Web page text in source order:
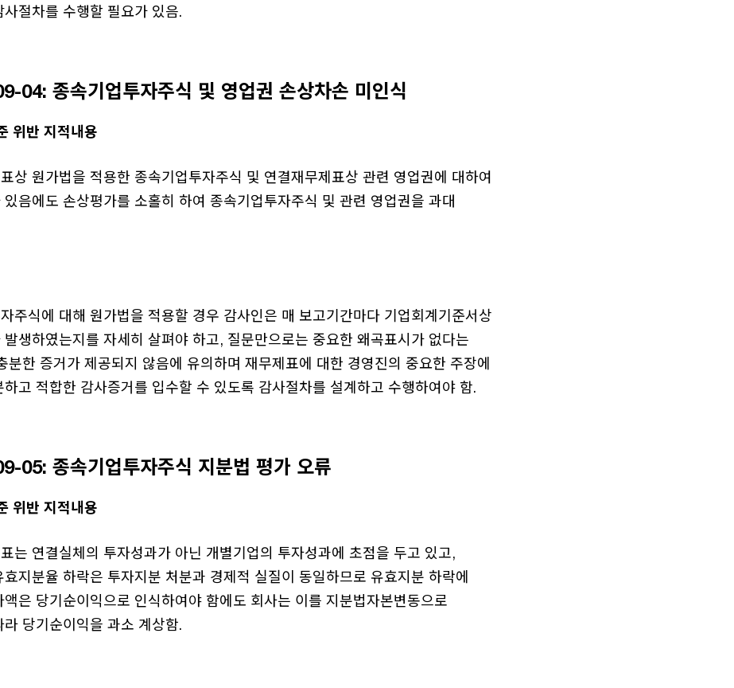
사절차를 수행할 필요가 있음.
04: 종속기업투자주식 및 영업권 손상차손 미인식
위반 지적내용
상 원가법을 적용한 종속기업투자주식 및 연결재무제표상 관련 영업권에 대하여
있음에도 손상평가를 소홀히 하여 종속기업투자주식 및 관련 영업권을 과대
주식에 대해 원가법을 적용할 경우 감사인은 매 보고기간마다 기업회계기준서상
발생하였는지를 자세히 살펴야 하고, 질문만으로는 중요한 왜곡표시가 없다는
분한 증거가 제공되지 않음에 유의하며 재무제표에 대한 경영진의 중요한 주장에
하고 적합한 감사증거를 입수할 수 있도록 감사절차를 설계하고 수행하여야 함.
05: 종속기업투자주식 지분법 평가 오류
위반 지적내용
는 연결실체의 투자성과가 아닌 개별기업의 투자성과에 초점을 두고 있고,
효지분율 하락은 투자지분 처분과 경제적 실질이 동일하므로 유효지분 하락에
액은 당기순이익으로 인식하여야 함에도 회사는 이를 지분법자본변동으로
라 당기순이익을 과소 계상함.